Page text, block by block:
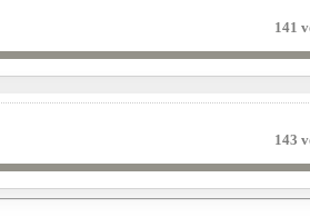
141
143